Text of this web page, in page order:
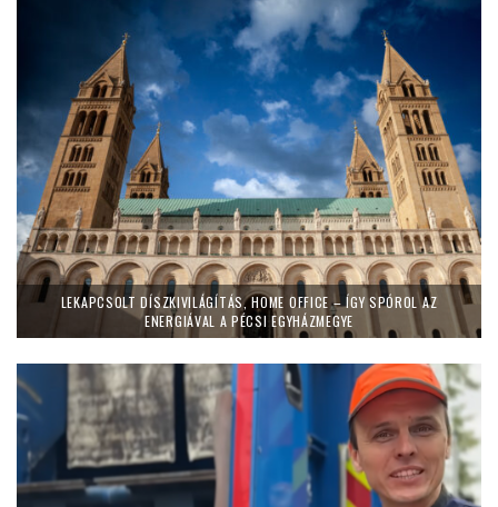
LEKAPCSOLT DÍSZKIVILÁGÍTÁS, HOME OFFICE – ÍGY SPÓROL AZ
ENERGIÁVAL A PÉCSI EGYHÁZMEGYE